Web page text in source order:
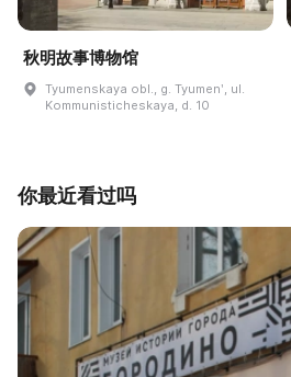
秋明故事博物馆
Tyumenskaya obl., g. Tyumenʹ, ul.
Kommunisticheskaya, d. 10
你最近看过吗